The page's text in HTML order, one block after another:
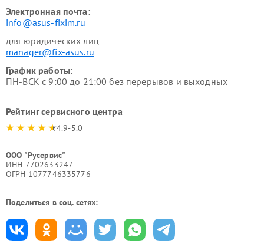
Электронная почта:
info@asus-fixim.ru
для юридических лиц
manager@fix-asus.ru
График работы:
ПН-ВСК с 9:00 до 21:00 без перерывов и выходных
Рейтинг сервисного центра
4.9-5.0
ООО "Русервис"
ИНН 7702633247
ОГРН 1077746335776
Поделиться в соц. сетях: